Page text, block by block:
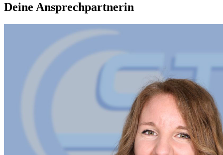
Deine Ansprechpartnerin